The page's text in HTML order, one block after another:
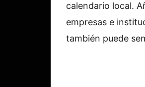
calendario local.
empresas e
también puede